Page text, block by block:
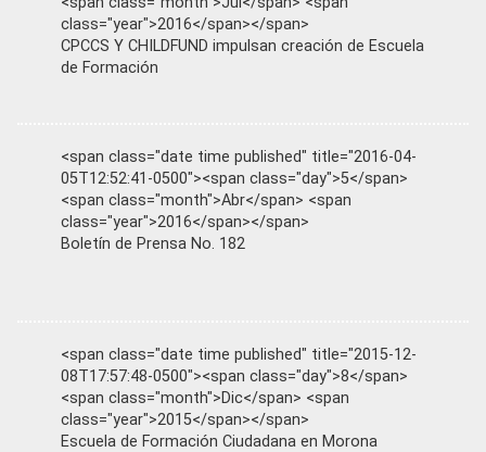
class="year">2016</span></span>
CPCCS Y CHILDFUND impulsan creación de Escuela
de Formación
<span class="date time published" title="2016-04-
05T12:52:41-0500"><span class="day">5</span>
<span class="month">Abr</span> <span
class="year">2016</span></span>
Boletín de Prensa No. 182
<span class="date time published" title="2015-12-
08T17:57:48-0500"><span class="day">8</span>
<span class="month">Dic</span> <span
class="year">2015</span></span>
Escuela de Formación Ciudadana en Morona